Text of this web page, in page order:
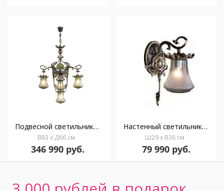
Подвесной светильник CHANDELIER Classic
В83 x Д66 см
346 990 руб.
Настенный светильник APLIQUE
Ш29 x В36 см
79 990 руб.